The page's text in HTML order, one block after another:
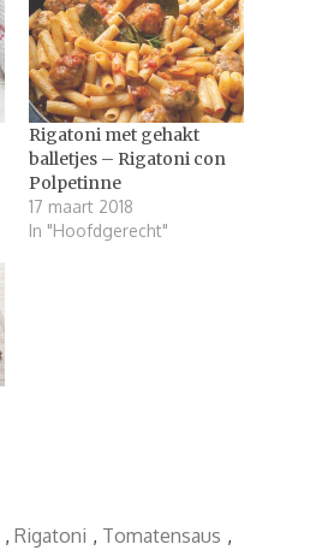
Rigatoni met gehakt
balletjes – Rigatoni con
Polpetinne
17 maart 2018
In "Hoofdgerecht"
, Rigatoni , Tomatensaus ,